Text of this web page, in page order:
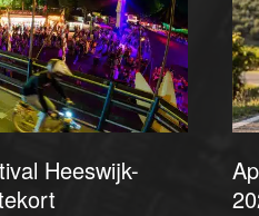
Heeswijk-